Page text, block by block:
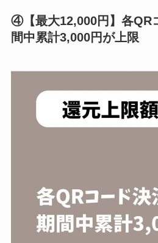
④【最大12,000円】各QR
間中累計3,000円が上限